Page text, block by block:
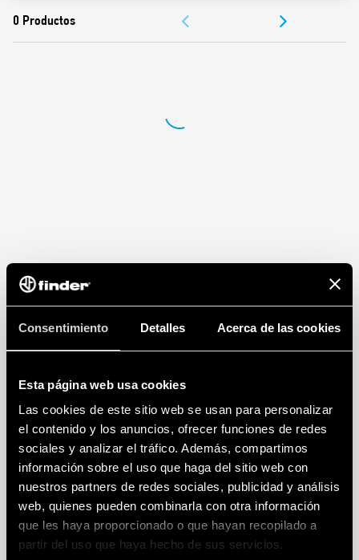
Consentimiento Detalles Acerca de las cookies
Esta página web usa cookies
Las cookies de este sitio web se usan para personalizar
el contenido y los anuncios, ofrecer funciones de redes
sociales y analizar el tráfico. Además, compartimos
información sobre el uso que haga del sitio web con
nuestros partners de redes sociales, publicidad y análisis
web, quienes pueden combinarla con otra información
que les haya proporcionado o que hayan recopilado a
partir del uso que haya hecho de sus servicios.
APROBACIONES